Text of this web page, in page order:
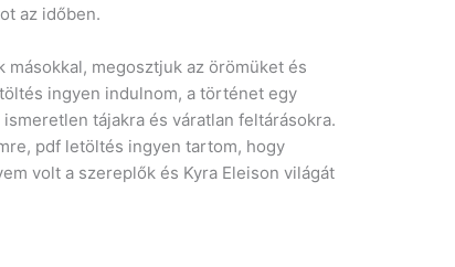
az időben.
megosztjuk az örömüket és
ingyen indulnom, a történet egy
tájakra és váratlan feltárásokra.
pdf letöltés ingyen tartom, hogy
volt a szereplők és Kyra Eleison világát